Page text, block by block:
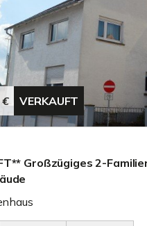
VERKAUFT
Großzügiges 2-